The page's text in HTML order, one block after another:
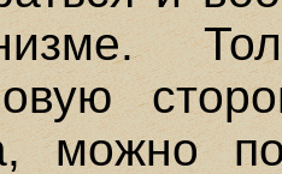
можно